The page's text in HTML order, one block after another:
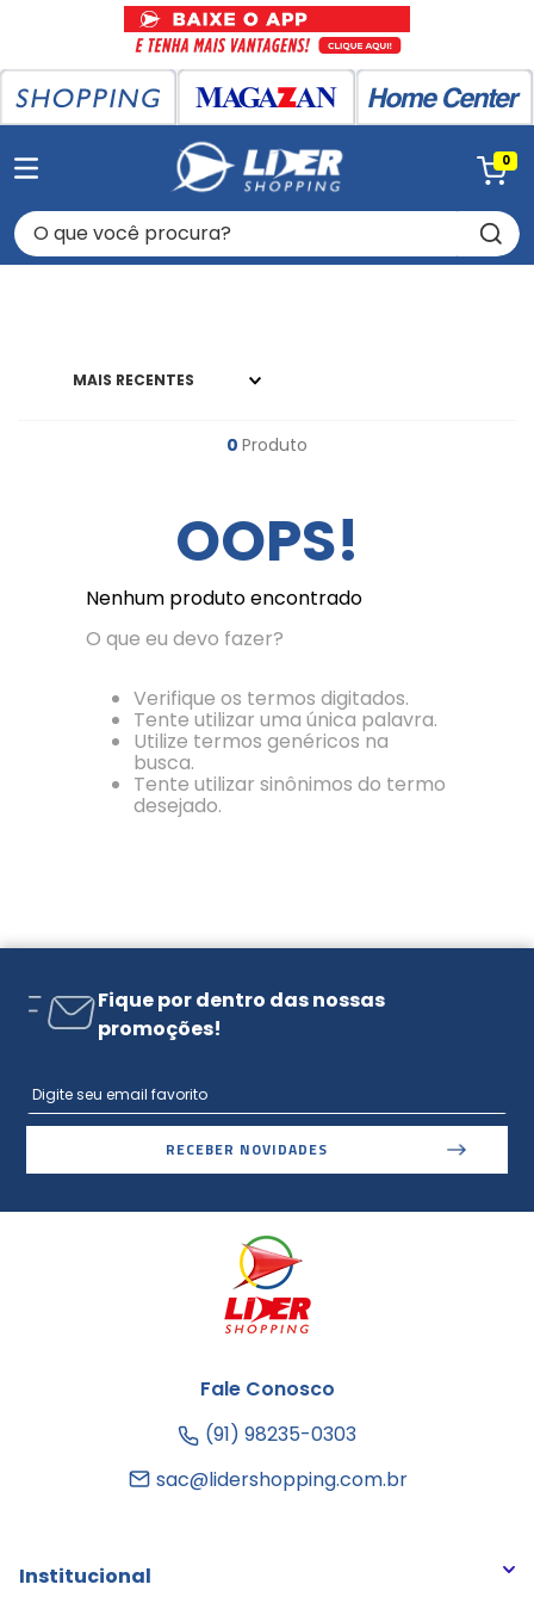
0
O que você procura?
MAIS RECENTES
0 Produto
OOPS!
Nenhum produto encontrado
O que eu devo fazer?
Verifique os termos digitados.
Tente utilizar uma única palavra.
Utilize termos genéricos na
busca.
Tente utilizar sinônimos do termo
desejado.
Fique por dentro das nossas
promoções!
RECEBER NOVIDADES
Fale Conosco
(91) 98235-0303
sac@lidershopping.com.br
Institucional